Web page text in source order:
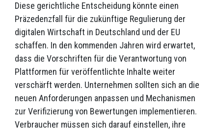
Diese gerichtliche Entscheidung könnte einen
Präzedenzfall für die zukünftige Regulierung der
digitalen Wirtschaft in Deutschland und der EU
schaffen. In den kommenden Jahren wird erwartet,
dass die Vorschriften für die Verantwortung von
Plattformen für veröffentlichte Inhalte weiter
verschärft werden. Unternehmen sollten sich an die
neuen Anforderungen anpassen und Mechanismen
zur Verifizierung von Bewertungen implementieren.
Verbraucher müssen sich darauf einstellen, ihre